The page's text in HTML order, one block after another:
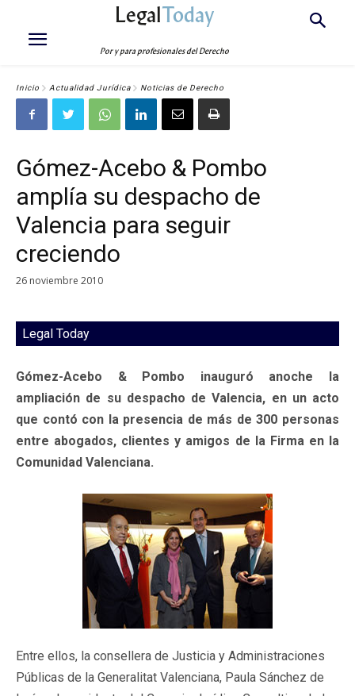
LegalToday
Por y para profesionales del Derecho
Inicio Actualidad Jurídica Noticias de Derecho
Gómez-Acebo & Pombo
amplía su despacho de
Valencia para seguir
creciendo
26 noviembre 2010
Legal Today
Gómez-Acebo & Pombo inauguró anoche la
ampliación de su despacho de Valencia, en un acto
que contó con la presencia de más de 300 personas
entre abogados, clientes y amigos de la Firma en la
Comunidad Valenciana.
Entre ellos, la consellera de Justicia y Administraciones
Públicas de la Generalitat Valenciana, Paula Sánchez de